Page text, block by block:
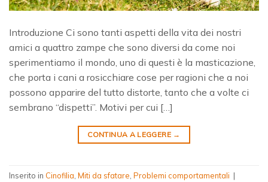
Introduzione Ci sono tanti aspetti della vita dei nostri
amici a quattro zampe che sono diversi da come noi
sperimentiamo il mondo, uno di questi è la masticazione,
che porta i cani a rosicchiare cose per ragioni che a noi
possono apparire del tutto distorte, tanto che a volte ci
sembrano “dispetti”. Motivi per cui […]
CONTINUA A LEGGERE →
Inserito in Cinofilia, Miti da sfatare, Problemi comportamentali |